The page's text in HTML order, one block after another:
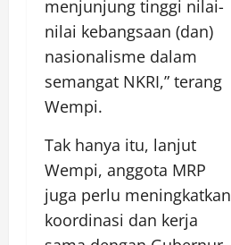
menjunjung tinggi nilai-
nilai kebangsaan (dan)
nasionalisme dalam
semangat NKRI,” terang
Wempi.
Tak hanya itu, lanjut
Wempi, anggota MRP
juga perlu meningkatkan
koordinasi dan kerja